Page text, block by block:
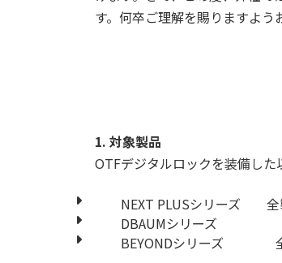
す。何卒ご理解を賜ります
1. 対象製品
OTFデジタルロックを装備し
NEXT PLUSシリーズ 全
DBAUMシリーズ
BEYONDシリーズ